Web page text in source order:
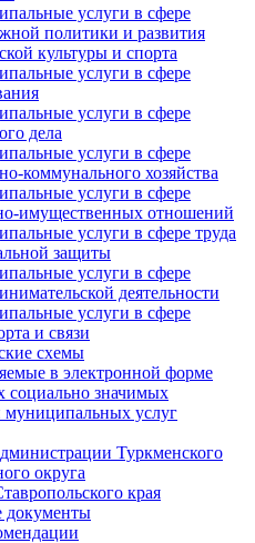
услуги в сфере
политики и развития
культуры и спорта
услуги в сфере
услуги в сфере
дела
услуги в сфере
коммунального хозяйства
услуги в сфере
имущественных отношений
услуги в сфере труда
защиты
услуги в сфере
деятельности
услуги в сфере
и связи
схемы
в электронной форме
социально значимых
муниципальных услуг
Туркменского
округа
края
документы